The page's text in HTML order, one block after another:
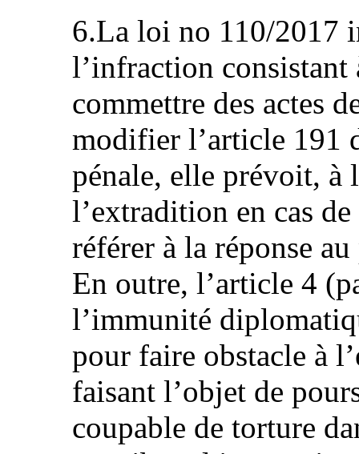
6.La loi no 110/2017
l’infraction
commettre des actes
modifier l’article 191
pénale, elle prévoit, à
l’extradition en cas
référer à la réponse
En outre, l’article 4
l’immunité
pour faire obstacle à
faisant l’objet de
coupable de torture